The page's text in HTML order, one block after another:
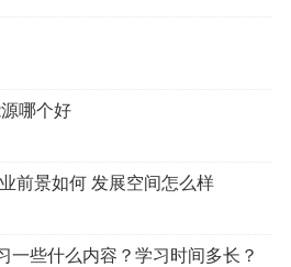
哪个好
前景如何 发展空间怎么样
一些什么内容？学习时间多长？